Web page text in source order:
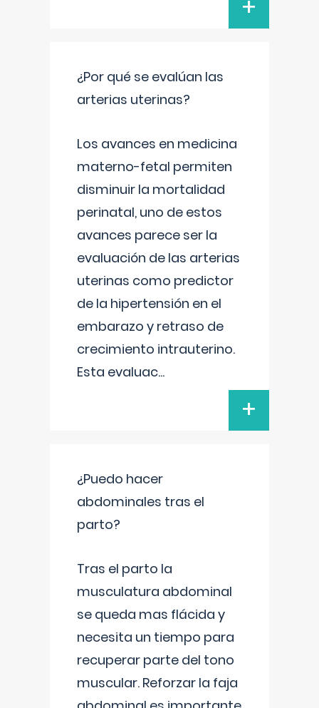
+
¿Por qué se evalúan las
arterias uterinas?
Los avances en medicina
materno-fetal permiten
disminuir la mortalidad
perinatal, uno de estos
avances parece ser la
evaluación de las arterias
uterinas como predictor
de la hipertensión en el
embarazo y retraso de
crecimiento intrauterino.
Esta evaluac...
+
¿Puedo hacer
abdominales tras el
parto?
Tras el parto la
musculatura abdominal
se queda mas flácida y
necesita un tiempo para
recuperar parte del tono
muscular. Reforzar la faja